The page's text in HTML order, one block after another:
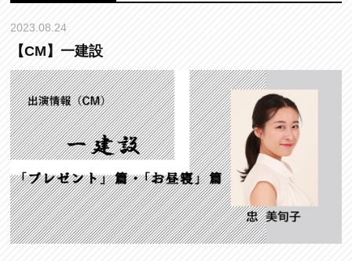
2023.08.24
【CM】一建設